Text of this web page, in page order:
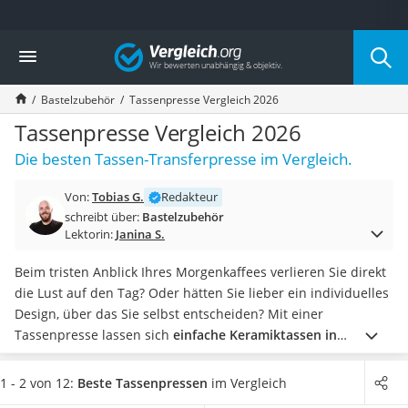
Die beliebtesten Vergleiche nach Kategorie
Freizeit & Sport
Gartentrampolin
Trampolin
Metalldetektor
Eufab-Fahrradträger
Trampolin 366 cm
Aluminium-Koffer
Futterboot
E-Bike-Dreirad
Trekkingschuhe Herren
Reisetasche mit Rollen
Klimmzugstation
Koffer
Nachtsichtgerät
Vergleich
Bastelzubehör Tassenpresse Vergleich 2026
Tassenpresse Vergleich 2026
Die besten Tassen-Transferpresse im Vergleich.
Von:Tobias G.
Redakteur
schreibt über: Bastelzubehör
Lektorin: Janina S.
Beim tristen Anblick Ihres Morgenkaffees verlieren Sie direkt
die Lust auf den Tag? Oder hätten Sie lieber ein individuelles
Design, über das Sie selbst entscheiden? Mit einer
Tassenpresse lassen sich einfache Keramiktassen in
Minutenschnelle in kleine Kunststücke verwandeln. Lustiger
Spruch oder Familienfoto? Mit einer Tassenpresse können Sie
1 - 2 von 12: Beste Tassenpressen im Vergleich